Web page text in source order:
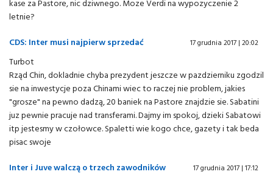
kase za Pastore, nic dziwnego. Moze Verdi na wypozyczenie 2
letnie?
CDS: Inter musi najpierw sprzedać
17 grudnia 2017 | 20:02
Turbot
Rząd Chin, dokladnie chyba prezydent jeszcze w pazdzierniku zgodzil
sie na inwestycje poza Chinami wiec to raczej nie problem, jakies
"grosze" na pewno dadzą, 20 baniek na Pastore znajdzie sie. Sabatini
juz pewnie pracuje nad transferami. Dajmy im spokoj, dzieki Sabatowi
itp jestesmy w czołowce. Spaletti wie kogo chce, gazety i tak beda
pisac swoje
Inter i Juve walczą o trzech zawodników
17 grudnia 2017 | 17:12